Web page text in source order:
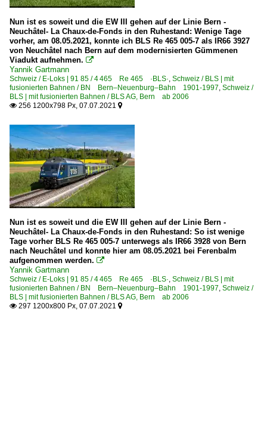
Nun ist es soweit und die EW III gehen auf der Linie Bern -
Neuchâtel- La Chaux-de-Fonds in den Ruhestand: Wenige Tage
vorher, am 08.05.2021, konnte ich BLS Re 465 005-7 als IR66 3927
von Neuchâtel nach Bern auf dem modernisierten Gümmenen
Viadukt aufnehmen. 
Yannik Gartmann
Schweiz / E-Loks | 91 85 / 4 465 Re 465 ·BLS·, Schweiz / BLS | mit
fusionierten Bahnen / BN Bern–Neuenburg–Bahn 1901-1997, Schweiz /
BLS | mit fusionierten Bahnen / BLS AG, Bern ab 2006
 256 1200x798 Px, 07.07.2021 
Nun ist es soweit und die EW III gehen auf der Linie Bern -
Neuchâtel- La Chaux-de-Fonds in den Ruhestand: So ist wenige
Tage vorher BLS Re 465 005-7 unterwegs als IR66 3928 von Bern
nach Neuchâtel und konnte hier am 08.05.2021 bei Ferenbalm
aufgenommen werden. 
Yannik Gartmann
Schweiz / E-Loks | 91 85 / 4 465 Re 465 ·BLS·, Schweiz / BLS | mit
fusionierten Bahnen / BN Bern–Neuenburg–Bahn 1901-1997, Schweiz /
BLS | mit fusionierten Bahnen / BLS AG, Bern ab 2006
 297 1200x800 Px, 07.07.2021 